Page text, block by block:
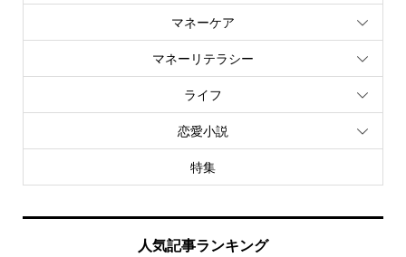
マネーケア
マネーリテラシー
ライフ
恋愛小説
特集
人気記事ランキング